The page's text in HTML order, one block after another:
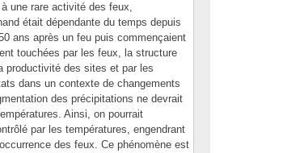
une rare activité des feux,
était dépendante du temps depuis
ans après un feu puis commençaient
touchées par les feux, la structure
productivité des sites et par les
dans un contexte de changements
des précipitations ne devrait
Ainsi, on pourrait
par les températures, engendrant
des feux. Ce phénomène est